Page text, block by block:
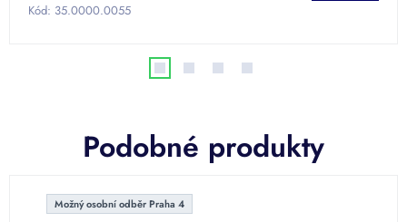
Kód: 35.0000.0055
Podobné produkty
Možný osobní odběr Praha 4